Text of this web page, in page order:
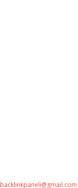
backlinkpaneli@gmail.com